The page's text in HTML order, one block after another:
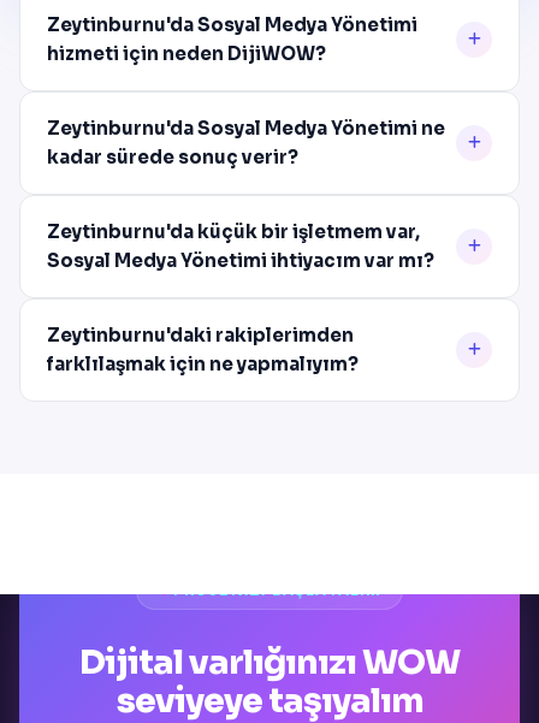
Zeytinburnu'da Sosyal Medya Yönetimi
hizmeti için neden DijiWOW?
Zeytinburnu'da Sosyal Medya Yönetimi ne
kadar sürede sonuç verir?
Zeytinburnu'da küçük bir işletmem var,
Sosyal Medya Yönetimi ihtiyacım var mı?
Zeytinburnu'daki rakiplerimden
farklılaşmak için ne yapmalıyım?
Dijital varlığınızı WOW
seviyeye taşıyalım